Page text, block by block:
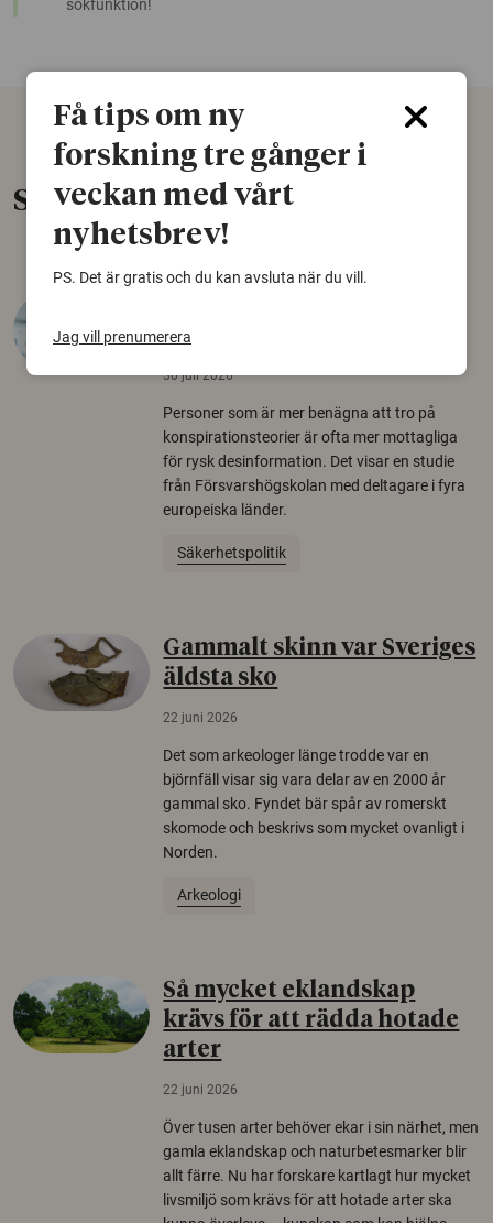
sökfunktion!
Senaste nytt
desinformation?
30 juli 2026
Personer som är mer benägna att tro på
konspirationsteorier är ofta mer mottagliga
för rysk desinformation. Det visar en studie
från Försvarshögskolan med deltagare i fyra
europeiska länder.
Säkerhetspolitik
Gammalt skinn var Sveriges
äldsta sko
22 juni 2026
Det som arkeologer länge trodde var en
björnfäll visar sig vara delar av en 2000 år
gammal sko. Fyndet bär spår av romerskt
skomode och beskrivs som mycket ovanligt i
Norden.
Arkeologi
Så mycket eklandskap
krävs för att rädda hotade
arter
22 juni 2026
Över tusen arter behöver ekar i sin närhet, men
gamla eklandskap och naturbetesmarker blir
allt färre. Nu har forskare kartlagt hur mycket
livsmiljö som krävs för att hotade arter ska
Få tips om ny
forskning tre gånger i
veckan med vårt
nyhetsbrev!
PS. Det är gratis och du kan avsluta när du vill.
Jag vill prenumerera